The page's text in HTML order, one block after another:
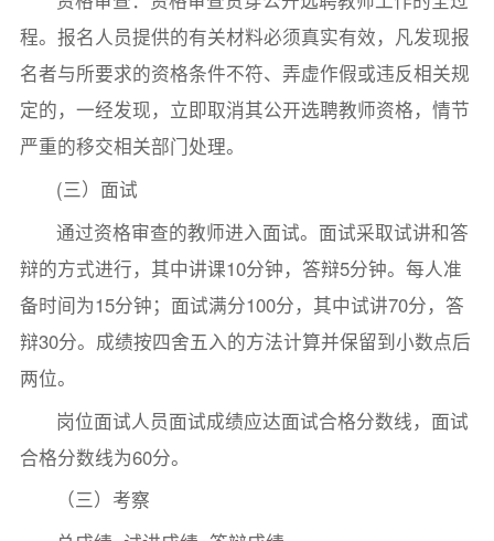
程。报名人员提供的有关材料必须真实有效，凡发现报
名者与所要求的资格条件不符、弄虚作假或违反相关规
定的，一经发现，立即取消其公开选聘教师资格，情节
严重的移交相关部门处理。
(三）面试
通过资格审查的教师进入面试。面试采取试讲和答
辩的方式进行，其中讲课10分钟，答辩5分钟。每人准
备时间为15分钟；面试满分100分，其中试讲70分，答
辩30分。成绩按四舍五入的方法计算并保留到小数点后
两位。
岗位面试人员面试成绩应达面试合格分数线，面试
合格分数线为60分。
（三）考察